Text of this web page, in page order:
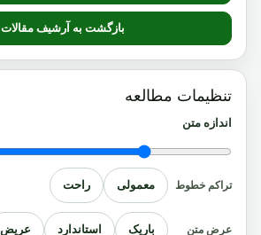
بازگشت به آرشیف مقالات
تنظیمات مطالعه
اندازه متن
تراکم خطوط معمولی راحت
عرض متن باریک استاندارد عریض